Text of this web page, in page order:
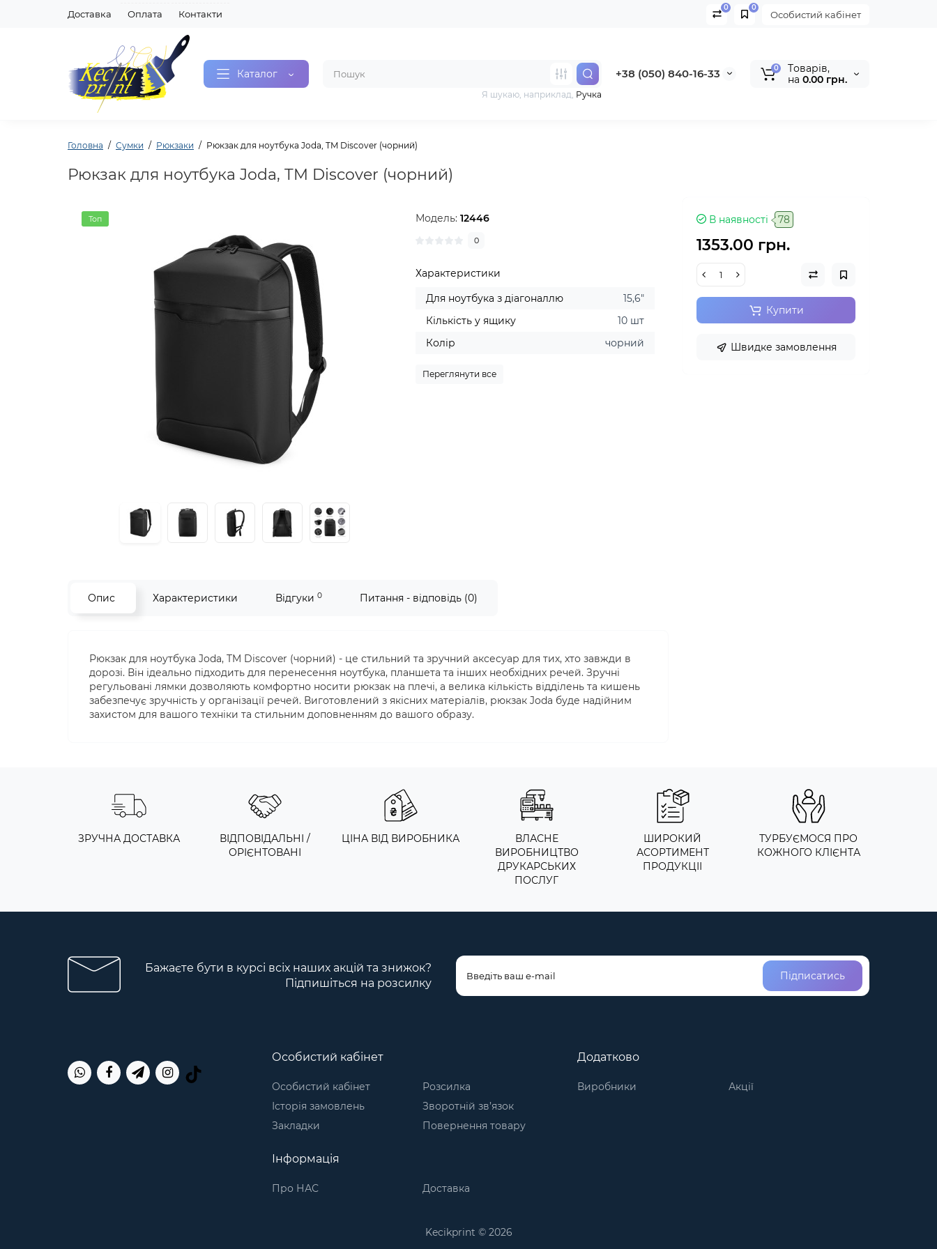
Доставка Оплата Контакти Особистий кабінет
0
0
Каталог +38 (050) 840-16-33
Я шукаю, наприклад, Ручка
0
Tоварів,
на 0.00 грн.
Головна Сумки Рюкзаки Рюкзак для ноутбука Joda, TM Discover (чорний)
Рюкзак для ноутбука Joda, TM Discover (чорний)
Топ Модель:12446
0
Характеристики
Для ноутбука з діагоналлю
15,6"
Кількість у ящику
10 шт
Колір
чорний
Переглянути все
В наявності 78
1353.00 грн.
Купити
Швидке замовлення
Опис Характеристики Відгуки 0 Питання - відповідь (0)
Рюкзак для ноутбука Joda, TM Discover (чорний) - це стильний та зручний аксесуар для тих, хто завжди в
дорозі. Він ідеально підходить для перенесення ноутбука, планшета та інших необхідних речей. Зручні
регульовані лямки дозволяють комфортно носити рюкзак на плечі, а велика кількість відділень та кишень
забезпечує зручність у організації речей. Виготовлений з якісних матеріалів, рюкзак Joda буде надійним
захистом для вашого техніки та стильним доповненням до вашого образу.
ЗРУЧНА ДОСТАВКА
ВІДПОВІДАЛЬНІ /
ОРІЄНТОВАНІ
ЦІНА ВІД ВИРОБНИКА
ВЛАСНЕ
ВИРОБНИЦТВО
ДРУКАРСЬКИХ
ПОСЛУГ
ШИРОКИЙ
АСОРТИМЕНТ
ПРОДУКЦІІ
ТУРБУЄМОСЯ ПРО
КОЖНОГО КЛІЄНТА
Бажаєте бути в курсі всіх наших акцій та знижок?
Підпишіться на розсилку
Підписатись
Особистий кабінет
Особистий кабінет
Історія замовлень
Закладки
Розсилка
Зворотній зв’язок
Повернення товару
Додатково
Виробники Акції
Інформація
Про НАС Доставка
Kecikprint © 2026